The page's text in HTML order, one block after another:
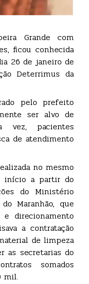
Grande com
ficou conhecida
26 de janeiro de
Deterrimus da
pelo prefeito
ser alvo de
vez, pacientes
de atendimento
no mesmo
início a partir do
do Ministério
Maranhão, que
direcionamento
a contratação
de limpeza
as secretarias do
somados
mil.